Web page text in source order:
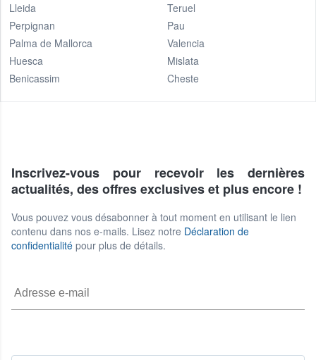
Lleida
Perpignan
Palma de Mallorca
Huesca
Benicassim
Teruel
Pau
Valencia
Mislata
Cheste
Inscrivez-vous pour recevoir les dernières
actualités, des offres exclusives et plus encore !
Vous pouvez vous désabonner à tout moment en utilisant le lien
contenu dans nos e-mails. Lisez notre Déclaration de
confidentialité pour plus de détails.